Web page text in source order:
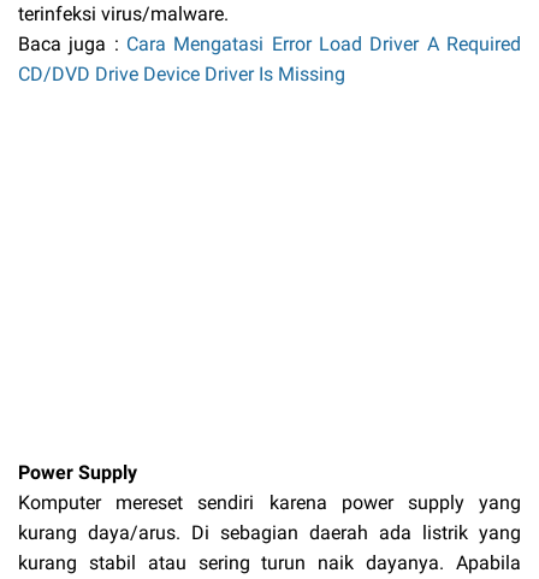
terinfeksi virus/malware.
Baca juga : Cara Mengatasi Error Load Driver A Required
CD/DVD Drive Device Driver Is Missing
Power Supply
Komputer mereset sendiri karena power supply yang
kurang daya/arus. Di sebagian daerah ada listrik yang
kurang stabil atau sering turun naik dayanya. Apabila